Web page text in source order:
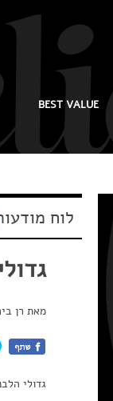
BEST VALUE
לוח
מאת רן
גדולי